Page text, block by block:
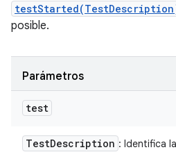
posible.
Parámetros
test
TestDescription : Identifica